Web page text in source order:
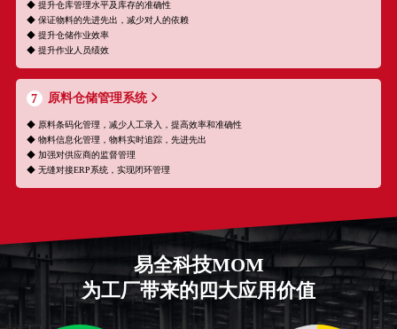
◆ 提升仓库管理水平及库存的准确性
◆ 保证物料的先进先出，减少对人的依赖
◆ 提升仓储作业效率
◆ 提升作业人员绩效
7 原料仓储管理系统
◆ 原料条码化管理，减少人工录入，提高效率和准确性
◆ 物料信息化管理，物料实时追踪，先进先出
◆ 加强对供应商的监督管理
◆ 无缝对接ERP系统，实现闭环管理
易全科技MOM
为工厂带来的四大应用价值